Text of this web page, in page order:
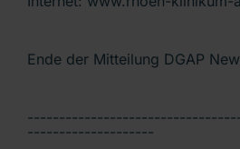
Ende der Mitteilung DGAP
--------------------